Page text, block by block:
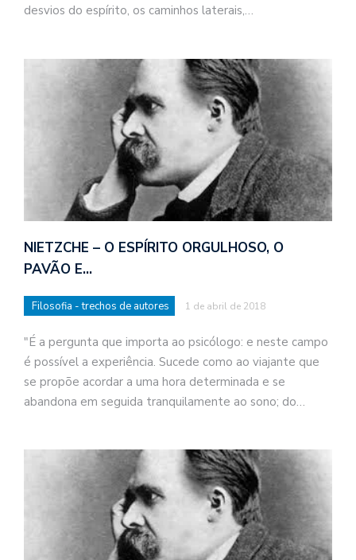
desvios do espírito, os caminhos laterais,…
NIETZCHE – O ESPÍRITO ORGULHOSO, O
PAVÃO E…
Filosofia - trechos de autores 1 de abril de 2018
"É a pergunta que importa ao psicólogo: e neste campo
é possível a experiência. Sucede como ao viajante que
se propõe acordar a uma hora determinada e se
abandona em seguida tranquilamente ao sono; do…